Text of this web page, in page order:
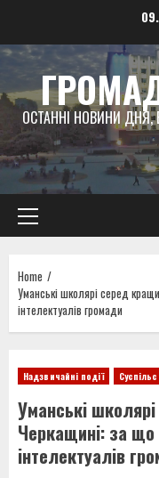
content
ОСТАННІ НОВИНИ ДНЯ,
Primary
Menu
Home
Уманські школярі серед
інтелектуалів громади
Надзвичайні події
Уманські
Черкащині: за
інтелектуалів